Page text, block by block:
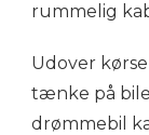
rummelig
Udover
tænke på
drømmebil